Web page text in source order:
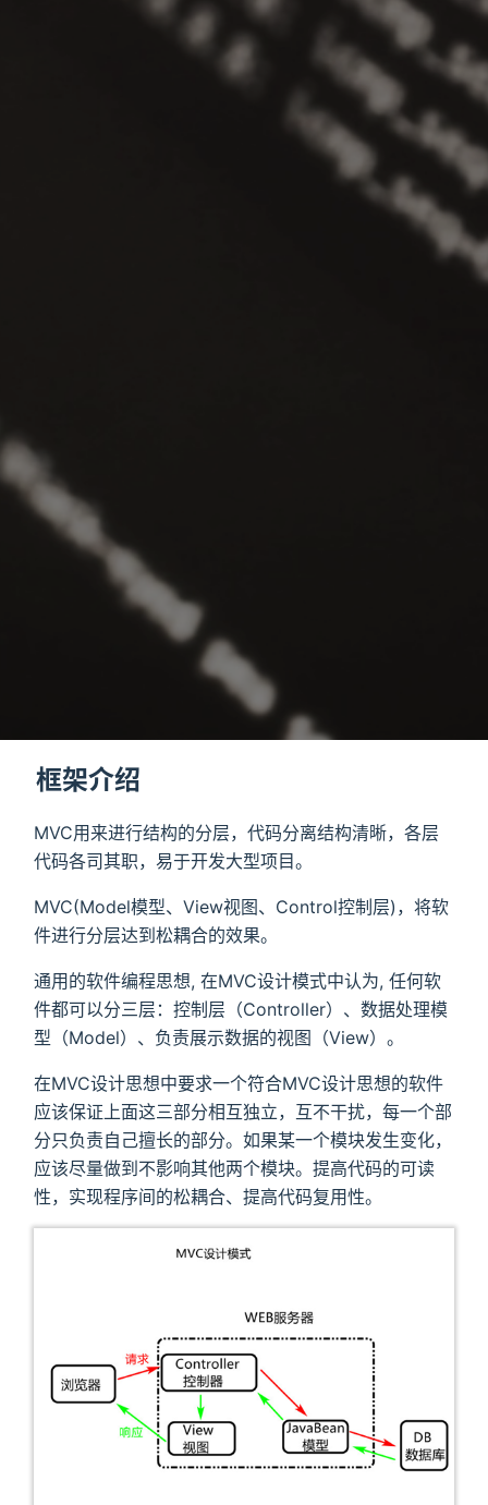
框架介绍
MVC用来进行结构的分层，代码分离结构清晰，各层
代码各司其职，易于开发大型项目。
MVC(Model模型、View视图、Control控制层)，将软
件进行分层达到松耦合的效果。
通用的软件编程思想, 在MVC设计模式中认为, 任何软
件都可以分三层：控制层（Controller）、数据处理模
型（Model）、负责展示数据的视图（View）。
在MVC设计思想中要求一个符合MVC设计思想的软件
应该保证上面这三部分相互独立，互不干扰，每一个部
分只负责自己擅长的部分。如果某一个模块发生变化，
应该尽量做到不影响其他两个模块。提高代码的可读
性，实现程序间的松耦合、提高代码复用性。